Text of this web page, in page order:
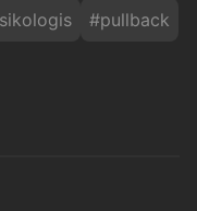
#pullback